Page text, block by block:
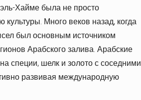
Хайме была не просто
Много веков назад, когда
был основным источником
Арабского залива. Арабские
специи, шелк и золото с соседними
развивая международную